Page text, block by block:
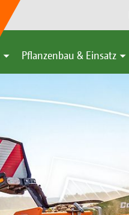
Pflanzenbau & Einsatz